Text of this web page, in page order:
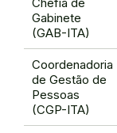
Gabinete
(GAB-ITA)
Coordenadoria
de Gestão de
Pessoas
(CGP-ITA)